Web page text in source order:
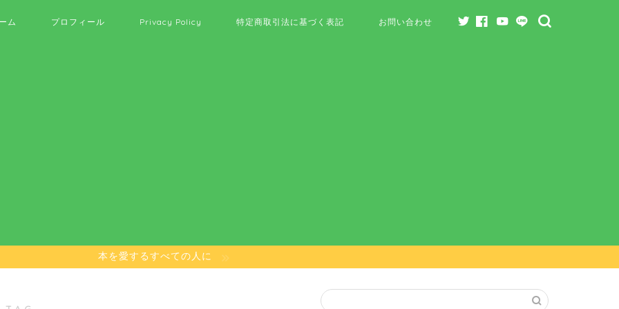
ム プロフィール Privacy Policy 特定商取引法に基づく表記 お問い合わせ
本を愛するすべての人に